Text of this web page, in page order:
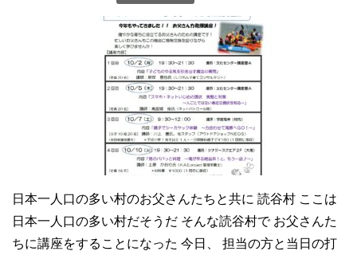
日本一人口の多い村のお父さんたちと共に 読谷村 ここは
日本一人口の多い村だそうだ そんな読谷村で お父さんた
ちに講座をすることになった 今日、 担当の方と当日の打